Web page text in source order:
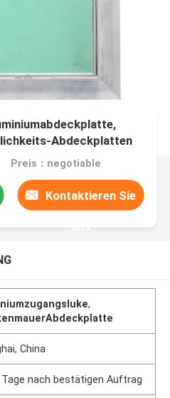
Abdeckplatten
Preis：negotiable
Kontaktieren Sie
uns
,
China
Tage nach bestätigen Auftrag